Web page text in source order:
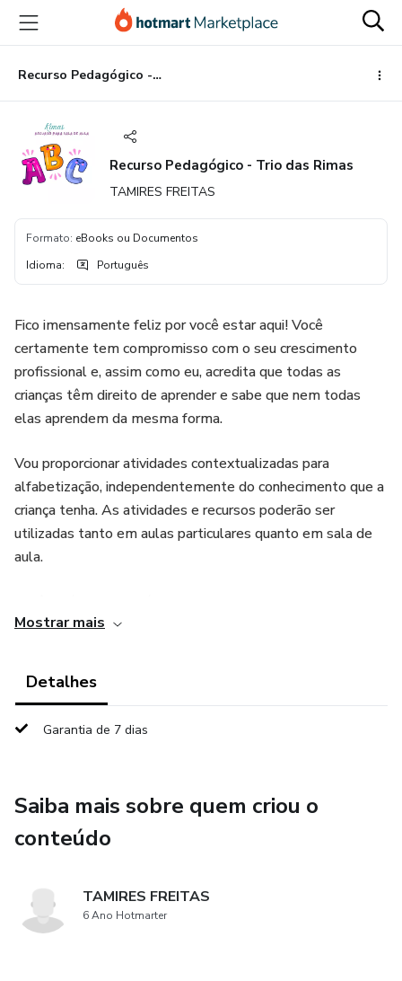
para
conteúdo
principal
para
pagamento
para
rodapé
Recurso Pedagógico - Trio das Rimas
Recurso Pedagógico - Trio das Rimas
TAMIRES FREITAS
Formato: eBooks ou Documentos
Idioma: Português
Fico imensamente feliz por você estar aqui! Você
certamente tem compromisso com o seu crescimento
profissional e, assim como eu, acredita que todas as
crianças têm direito de aprender e sabe que nem todas
elas aprendem da mesma forma.
Vou proporcionar atividades contextualizadas para
alfabetização, independentemente do conhecimento que a
criança tenha. As atividades e recursos poderão ser
utilizadas tanto em aulas particulares quanto em sala de
aula.
alunos, sem esquecer da leitura e oralidades. De maneira
alegria a ler e escrever.
possibilitando a aprendizagem através do brincar. Sendo
Mostrar mais
Detalhes
Garantia de 7 dias
Saiba mais sobre quem criou o
conteúdo
TAMIRES FREITAS
6 Ano Hotmarter